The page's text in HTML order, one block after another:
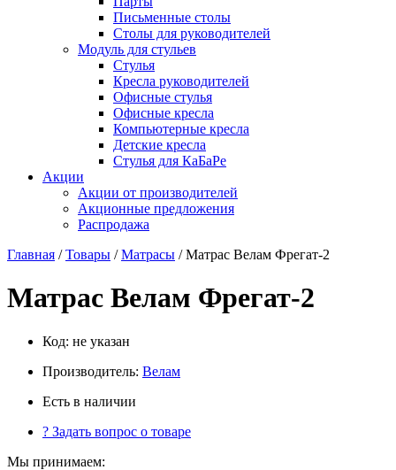
Письменные столы
Столы для руководителей
Модуль для стульев
Стулья
Кресла руководителей
Офисные стулья
Офисные кресла
Компьютерные кресла
Детские кресла
Стулья для КаБаРе
Акции
Акции от производителей
Акционные предложения
Распродажа
Главная /Товары /Матрасы / Матрас Велам Фрегат-2
Матрас Велам Фрегат-2
Код: не указан
Производитель: Велам
Есть в наличии
? Задать вопрос о товаре
Мы принимаем: